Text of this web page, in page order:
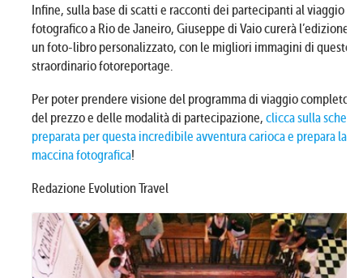
Infine, sulla base di scatti e racconti dei partecipanti al viaggio
fotografico a Rio de Janeiro, Giuseppe di Vaio curerà l’edizione di
un foto-libro personalizzato, con le migliori immagini di questo
straordinario fotoreportage.
Per poter prendere visione del programma di viaggio completo,
del prezzo e delle modalità di partecipazione, clicca sulla scheda
preparata per questa incredibile avventura carioca e prepara la
maccina fotografica!
Redazione Evolution Travel